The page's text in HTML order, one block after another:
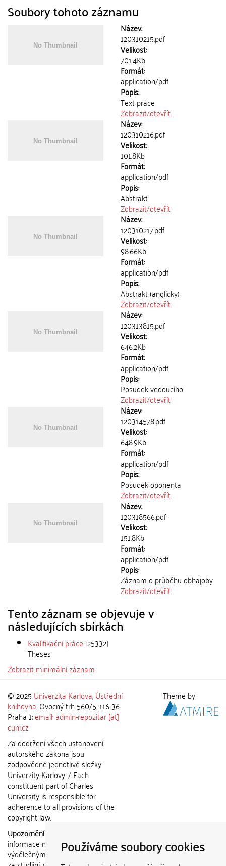
Používáme soubory cookies
Soubory tohoto záznamu
Název:
120310215.pdf
Velikost:
701.4Kb
Formát:
application/pdf
Popis:
Text práce
Zobrazit/otevřít
Název:
120310216.pdf
Velikost:
101.8Kb
Formát:
application/pdf
Popis:
Abstrakt
Zobrazit/otevřít
Název:
120310217.pdf
Velikost:
98.66Kb
Formát:
application/pdf
Popis:
Abstrakt (anglicky)
Zobrazit/otevřít
Název:
120313815.pdf
Velikost:
646.2Kb
Formát:
application/pdf
Popis:
Posudek vedoucího
Zobrazit/otevřít
Název:
120314578.pdf
Velikost:
648.9Kb
Formát:
application/pdf
Popis:
Posudek oponenta
Zobrazit/otevřít
Název:
120318566.pdf
Velikost:
151.8Kb
Formát:
application/pdf
Popis:
Záznam o průběhu obhajoby
Zobrazit/otevřít
Tento záznam se objevuje v
následujících sbírkách
Kvalifikační práce [25332]
Theses
Zobrazit minimální záznam
© 2025 Univerzita Karlova,Ústřední
knihovna, Ovocný trh 560/5, 116 36
Praha 1;email: admin-repozitar [at]
cuni.cz
Za dodržení všech ustanovení
autorského zákona jsou
zodpovědné jednotlivé složky
Univerzity Karlovy. / Each
constituent part of Charles
University is responsible for
adherence to all provisions of the
copyright law.
Upozornění / Notice:
informace nemohou být použity k
výdělečným účelům nebo vydávány
Theme by